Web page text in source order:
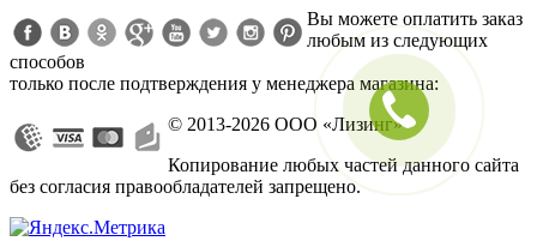
Вы можете оплатить заказ
любым из следующих
способов
только после подтверждения у менеджера магазина:
© 2013-2026 ООО «Лизинг»
Копирование любых частей данного сайта
без согласия правообладателей запрещено.
P